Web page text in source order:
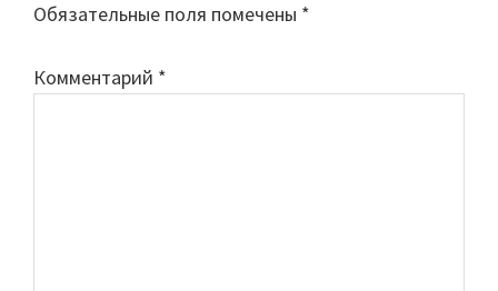
Обязательные поля помечены *
Комментарий *